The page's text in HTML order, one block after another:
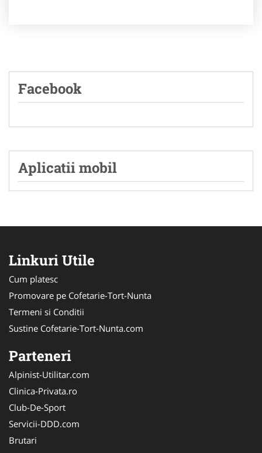
Facebook
Aplicatii mobil
Linkuri Utile
Cum platesc
Promovare pe Cofetarie-Tort-Nunta
Termeni si Conditii
Sustine Cofetarie-Tort-Nunta.com
Parteneri
Alpinist-Utilitar.com
Clinica-Privata.ro
Club-De-Sport
Servicii-DDD.com
Brutari